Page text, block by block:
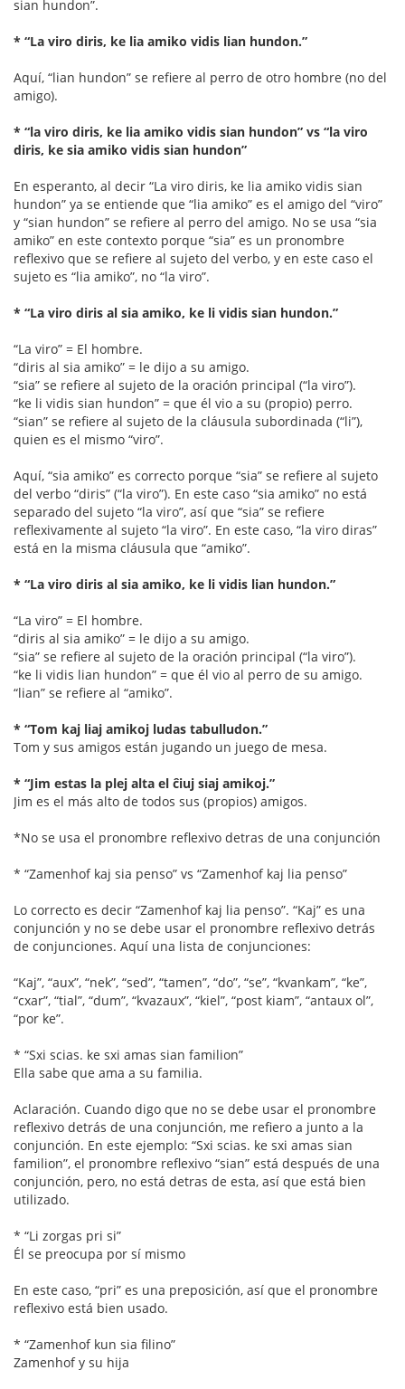
sian hundon”.
* “La viro diris, ke lia amiko vidis lian hundon.”
Aquí, “lian hundon” se refiere al perro de otro hombre (no del
amigo).
* “la viro diris, ke lia amiko vidis sian hundon” vs “la viro
diris, ke sia amiko vidis sian hundon”
En esperanto, al decir “La viro diris, ke lia amiko vidis sian
hundon” ya se entiende que “lia amiko” es el amigo del “viro”
y “sian hundon” se refiere al perro del amigo. No se usa “sia
amiko” en este contexto porque “sia” es un pronombre
reflexivo que se refiere al sujeto del verbo, y en este caso el
sujeto es “lia amiko”, no “la viro”.
* “La viro diris al sia amiko, ke li vidis sian hundon.”
“La viro” = El hombre.
“diris al sia amiko” = le dijo a su amigo.
“sia” se refiere al sujeto de la oración principal (“la viro”).
“ke li vidis sian hundon” = que él vio a su (propio) perro.
“sian” se refiere al sujeto de la cláusula subordinada (“li”),
quien es el mismo “viro”.
Aquí, “sia amiko” es correcto porque “sia” se refiere al sujeto
del verbo “diris” (“la viro”). En este caso “sia amiko” no está
separado del sujeto “la viro”, así que “sia” se refiere
reflexivamente al sujeto “la viro”. En este caso, “la viro diras”
está en la misma cláusula que “amiko”.
* “La viro diris al sia amiko, ke li vidis lian hundon.”
“La viro” = El hombre.
“diris al sia amiko” = le dijo a su amigo.
“sia” se refiere al sujeto de la oración principal (“la viro”).
“ke li vidis lian hundon” = que él vio al perro de su amigo.
“lian” se refiere al “amiko”.
* “Tom kaj liaj amikoj ludas tabulludon.”
Tom y sus amigos están jugando un juego de mesa.
* “Jim estas la plej alta el ĉiuj siaj amikoj.”
Jim es el más alto de todos sus (propios) amigos.
*No se usa el pronombre reflexivo detras de una conjunción
* “Zamenhof kaj sia penso” vs “Zamenhof kaj lia penso”
Lo correcto es decir “Zamenhof kaj lia penso”. “Kaj” es una
conjunción y no se debe usar el pronombre reflexivo detrás
de conjunciones. Aquí una lista de conjunciones:
“Kaj”, “aux”, “nek”, “sed”, “tamen”, “do”, “se”, “kvankam”, “ke”,
“cxar”, “tial”, “dum”, “kvazaux”, “kiel”, “post kiam”, “antaux ol”,
“por ke”.
* “Sxi scias. ke sxi amas sian familion”
Ella sabe que ama a su familia.
Aclaración. Cuando digo que no se debe usar el pronombre
reflexivo detrás de una conjunción, me refiero a junto a la
conjunción. En este ejemplo: “Sxi scias. ke sxi amas sian
familion”, el pronombre reflexivo “sian” está después de una
conjunción, pero, no está detras de esta, así que está bien
utilizado.
* “Li zorgas pri si”
Él se preocupa por sí mismo
En este caso, “pri” es una preposición, así que el pronombre
reflexivo está bien usado.
* “Zamenhof kun sia filino”
Zamenhof y su hija